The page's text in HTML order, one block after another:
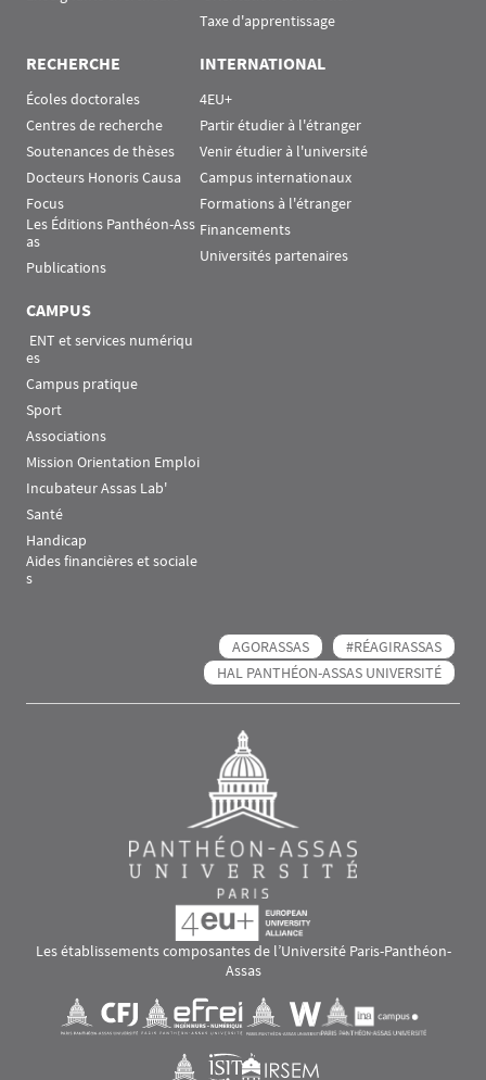
Taxe d'apprentissage
RECHERCHE
Écoles doctorales
Centres de recherche
Soutenances de thèses
Docteurs Honoris Causa
Focus
Les Éditions Panthéon-Ass
as
Publications
INTERNATIONAL
4EU+
Partir étudier à l'étranger
Venir étudier à l'université
Campus internationaux
Formations à l'étranger
Financements
Universités partenaires
CAMPUS
es
Campus pratique
Sport
Associations
Mission Orientation Emploi
Incubateur Assas Lab'
Santé
Handicap
Aides financières et sociale
s
AGORASSAS
#RÉAGIRASSAS
HAL PANTHÉON-ASSAS UNIVERSITÉ
Les établissements composantes de l’Université Paris-Panthéon-
Assas
Visuel svgVisuel svg Visuel svgVisuel svg
Visuel svgVisuel svg